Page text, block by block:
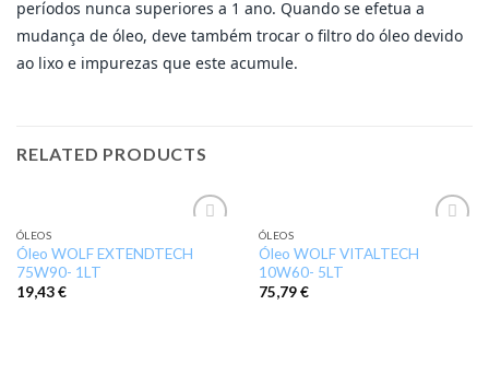
períodos nunca superiores a 1 ano. Quando se efetua a
mudança de óleo, deve também trocar o filtro do óleo devido
ao lixo e impurezas que este acumule.
RELATED PRODUCTS
wishlist
ÓLEOS
Óleo WOLF EXTENDTECH
75W90- 1LT
19,43€
ÓLEOS
Óleo WOLF VITALTECH
10W60- 5LT
75,79€